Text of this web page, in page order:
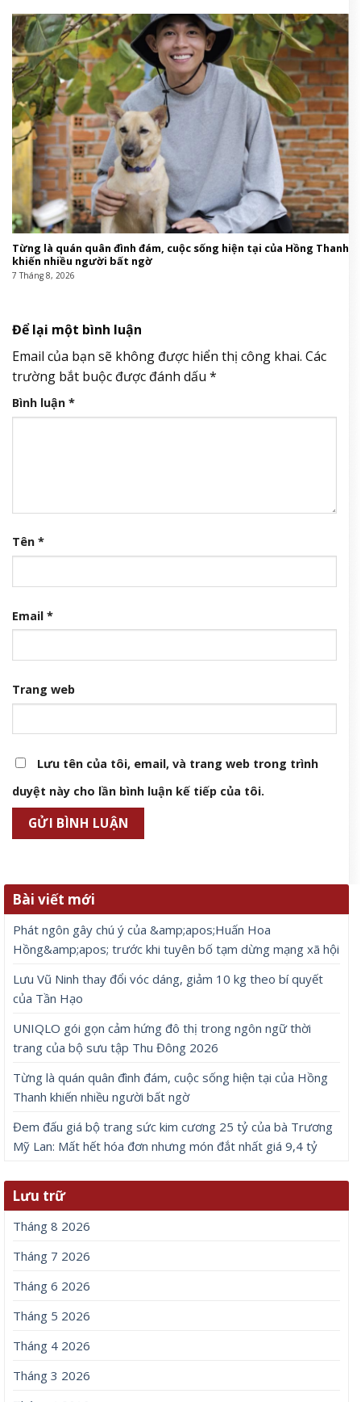
Từng là quán quân đình đám, cuộc sống hiện tại của Hồng Thanh
khiến nhiều người bất ngờ
7 Tháng 8, 2026
Để lại một bình luận
Email của bạn sẽ không được hiển thị công khai. Các
trường bắt buộc được đánh dấu *
Bình luận *
Tên *
Email *
Trang web
Lưu tên của tôi, email, và trang web trong trình
duyệt này cho lần bình luận kế tiếp của tôi.
Bài viết mới
Phát ngôn gây chú ý của &amp;apos;Huấn Hoa
Hồng&amp;apos; trước khi tuyên bố tạm dừng mạng xã hội
Lưu Vũ Ninh thay đổi vóc dáng, giảm 10 kg theo bí quyết
của Tần Hạo
UNIQLO gói gọn cảm hứng đô thị trong ngôn ngữ thời
trang của bộ sưu tập Thu Đông 2026
Từng là quán quân đình đám, cuộc sống hiện tại của Hồng
Thanh khiến nhiều người bất ngờ
Đem đấu giá bộ trang sức kim cương 25 tỷ của bà Trương
Mỹ Lan: Mất hết hóa đơn nhưng món đắt nhất giá 9,4 tỷ
Lưu trữ
Tháng 8 2026
Tháng 7 2026
Tháng 6 2026
Tháng 5 2026
Tháng 4 2026
Tháng 3 2026